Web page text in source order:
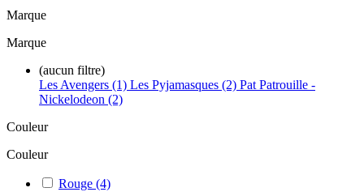
Marque
Marque
(aucun filtre)
Les Avengers (1) Les Pyjamasques (2) Pat Patrouille -
Nickelodeon (2)
Couleur
Couleur
Rouge (4)